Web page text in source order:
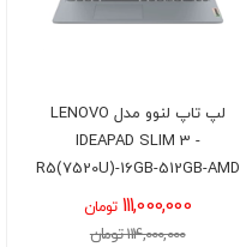
لپ تاپ لنوو مدل LENOVO
IDEAPAD SLIM 3 -
R5(7520U)-16GB-512GB-AMD
111,000,000 تومان
114,000,000 تومان